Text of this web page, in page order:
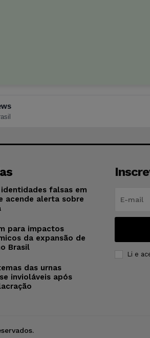
falsas em
acende alerta sobre
para impactos
da expansão de
Brasil
das urnas
invioláveis após
Li e